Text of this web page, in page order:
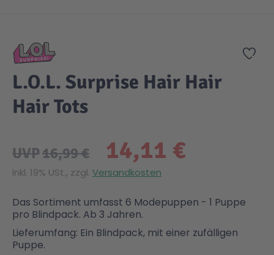
Sicherheit
Krimi / Thriller
Liebesromane
Sachbücher / Wissen
Kuscheltiere
Puppen & Puppenzubehör
Puzzle & Legespiele
Elektronische Spielwaren
DC Comics™ Super Heroes
Disney
DUPLO®
Jurassic World™
Country
Fairies
Family Fun
Fun Stars
Zur
L.O.L. Surprise Hair Hair
Hair Tots
14,11 €
UVP16,99 €
Inkl. 19% USt., zzgl. Versandkosten
Das Sortiment umfasst 6 Modepuppen - 1 Puppe
pro Blindpack. Ab 3 Jahren.
Lieferumfang: Ein Blindpack, mit einer zufälligen
Puppe.